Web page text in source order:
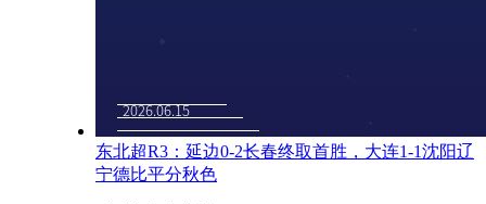
东北超R3：延边0-2长春终取首胜，大连1-1沈阳辽
宁德比平分秋色